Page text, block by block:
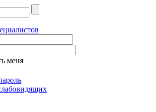
меня